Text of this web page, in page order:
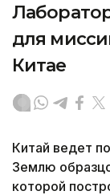
для
Китае
Китай ведет
Землю
которой